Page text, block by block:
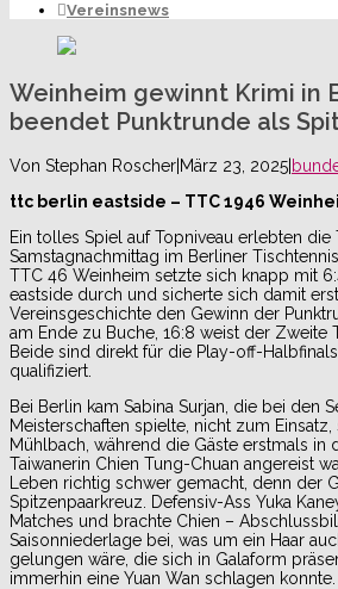
Vereinsnews
Weinheim gewinnt Krimi in
beendet Punktrunde als
Von Stephan Roscher|März 23, 2025|
ttc berlin eastside – TTC 1946
Ein tolles Spiel auf Topniveau erlebten die
Samstagnachmittag im Berliner
TTC 46 Weinheim setzte sich knapp mit
eastside durch und sicherte sich damit
Vereinsgeschichte den Gewinn der
am Ende zu Buche, 16:8 weist der Zweite
Beide sind direkt für die Play-off-
qualifiziert.
Bei Berlin kam Sabina Surjan, die bei den
Meisterschaften spielte, nicht zum Einsatz,
Mühlbach, während die Gäste erstmals in
Taiwanerin Chien Tung-Chuan angereist
Leben richtig schwer gemacht, denn der
Spitzenpaarkreuz. Defensiv-Ass Yuka
Matches und brachte Chien –
Saisonniederlage bei, was um ein Haar
gelungen wäre, die sich in Galaform
immerhin eine Yuan Wan schlagen konnte.